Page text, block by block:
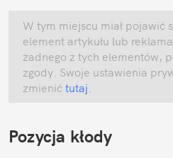
W tym miejscu miał pojawić
element artykułu lub
żadnego z tych elementów,
zgody. Swoje ustawienia
zmienić tutaj
Pozycja kłody